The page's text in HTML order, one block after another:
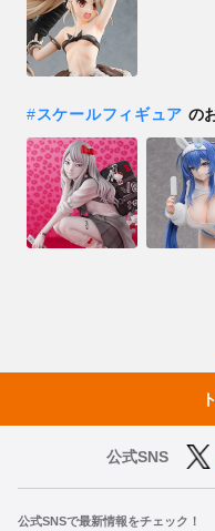
#スケールフィギュア の
公式SNS
公式SNSで最新情報をチェック！